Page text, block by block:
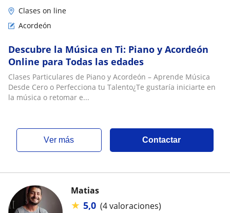
Clases on line
Acordeón
Descubre la Música en Ti: Piano y Acordeón
Online para Todas las edades
Clases Particulares de Piano y Acordeón – Aprende Música
Desde Cero o Perfecciona tu Talento¿Te gustaría iniciarte en
la música o retomar e...
ver más Contactar
Matias
★ 5,0 (4 valoraciones)